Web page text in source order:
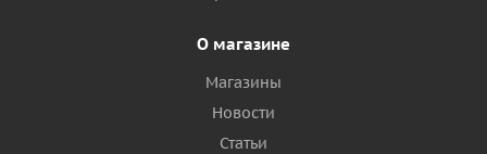
О магазине
Магазины
Новости
Статьи